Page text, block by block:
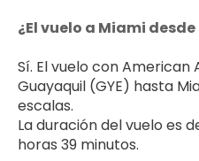
¿El vuelo a Miami
Sí. El vuelo con American
Guayaquil (GYE) hasta
escalas.
La duración del vuelo es
horas 39 minutos.